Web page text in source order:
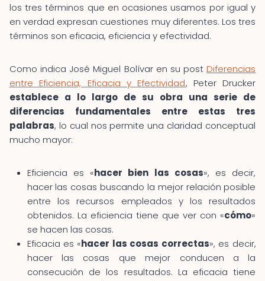
los tres términos que en ocasiones usamos por igual y
en verdad expresan cuestiones muy diferentes. Los tres
términos son eficacia, eficiencia y efectividad.
Como indica José Miguel Bolívar en su postDiferencias
entre Eficiencia, Eficacia y Efectividad, Peter Drucker
establece a lo largo de su obra una serie de
diferencias fundamentales entre estas tres
palabras, lo cual nos permite una claridad conceptual
mucho mayor:
Eficiencia es «hacer bien las cosas», es decir,
hacer las cosas buscando la mejor relación posible
entre los recursos empleados y los resultados
obtenidos. La eficiencia tiene que ver con «cómo»
se hacen las cosas.
Eficacia es «hacer las cosas correctas», es decir,
hacer las cosas que mejor conducen a la
consecución de los resultados. La eficacia tiene